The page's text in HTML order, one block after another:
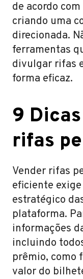
de acordo
criando uma
direcionada.
ferramentas
divulgar rifas
forma eficaz.
9
rifas
Vender rifas
eficiente
estratégico
plataforma.
informações
incluindo
prêmio, como
valor do